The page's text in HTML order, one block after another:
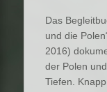
Das
und die
2016)
der Polen
Tiefen.